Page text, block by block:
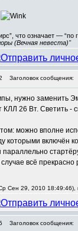
что означает — “по
(Вечная невеста)"
Заголовок сообщения:
нужно заменить
26 Вт. Светить -
можно вполне
включён
всё
Сен 29, 2010 18:49:46),
Заголовок сообщения: